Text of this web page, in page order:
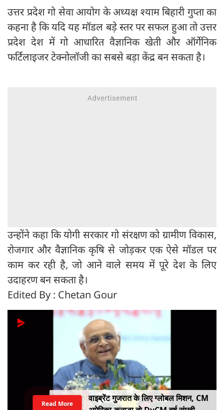
उत्तर प्रदेश गो सेवा आयोग के अध्यक्ष श्याम बिहारी गुप्ता का
कहना है कि यदि यह मॉडल बड़े स्तर पर सफल हुआ तो उत्तर
प्रदेश देश में गो आधारित वैज्ञानिक खेती और ऑर्गेनिक
फर्टिलाइजर टेक्नोलॉजी का सबसे बड़ा केंद्र बन सकता है।
उन्होंने कहा कि योगी सरकार गो संरक्षण को ग्रामीण विकास,
रोजगार और वैज्ञानिक कृषि से जोड़कर एक ऐसे मॉडल पर
काम कर रही है, जो आने वाले समय में पूरे देश के लिए
उदाहरण बन सकता है।
Edited By : Chetan Gour
वाइब्रेंट गुजरात के लिए ग्लोबल मिशन, CM
Read More